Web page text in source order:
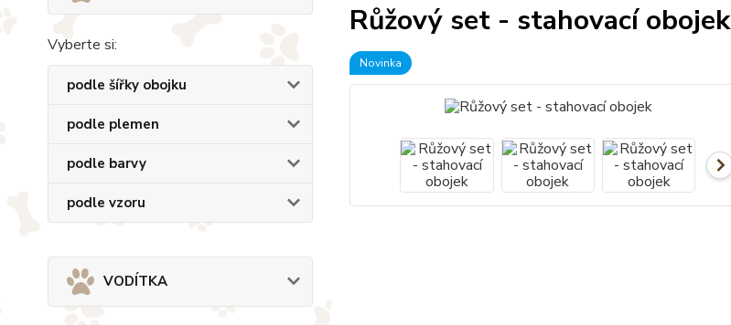
Vyberte si:
podle šířky obojku
podle plemen
podle barvy
podle vzoru
VODÍTKA
Růžový set - stahovací obojek
Novinka